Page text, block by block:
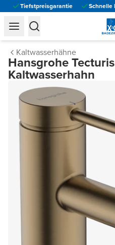
Tiefstpreisgarantie Schnelle
Kaltwasserhähne
Hansgrohe
Kaltwasserhahn